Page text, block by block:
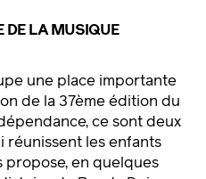
DE LA MUSIQUE
une place importante
de la 37ème édition du
ce sont deux
réunissent les enfants
propose, en quelques